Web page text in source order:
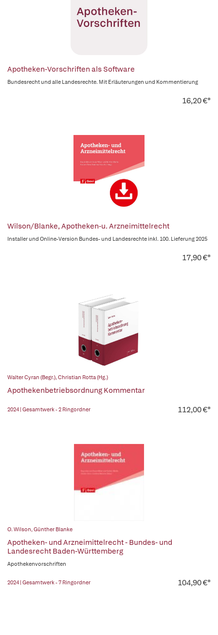
Apotheken-Vorschriften als Software
Bundesrecht und alle Landesrechte. Mit Erläuterungen und Kommentierung
16,20 €*
Wilson/Blanke, Apotheken-u. Arzneimittelrecht
Installer und Online-Version Bundes- und Landesrechte inkl. 100. Lieferung 2025
17,90 €*
Walter Cyran (Begr.),Christian Rotta (Hg.)
Apothekenbetriebsordnung Kommentar
2024 | Gesamtwerk - 2 Ringordner 112,00 €*
O. Wilson,Günther Blanke
Apotheken- und Arzneimittelrecht - Bundes- und
Landesrecht Baden-Württemberg
Apothekenvorschriften
2024 | Gesamtwerk - 7 Ringordner 104,90 €*